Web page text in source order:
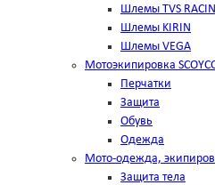
Шлемы TVS
Шлемы KIRIN
Шлемы VEGA
Мотоэкипировка
Перчатки
Защита
Обувь
Одежда
Мото-одежда,
Защита тела